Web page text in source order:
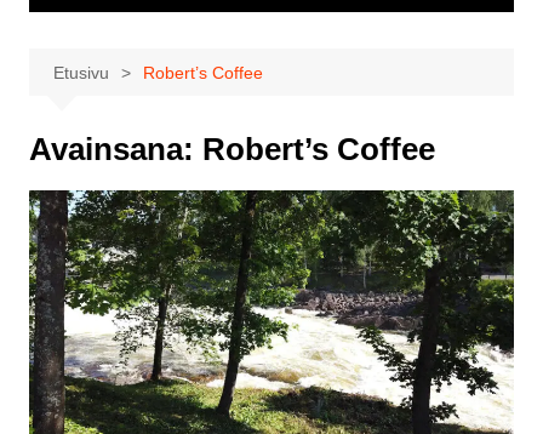
Etusivu Robert’s Coffee
Avainsana: Robert’s Coffee